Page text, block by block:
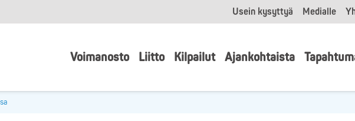
Usein kysyttyä Medialle
Voimanosto Liitto Kilpailut Ajankohtaista